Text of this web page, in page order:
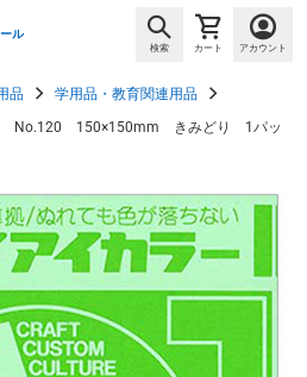
ル
検索 カート アカウント
品
学用品・教育関連用品
No.120 150×150mm きみどり 1パッ